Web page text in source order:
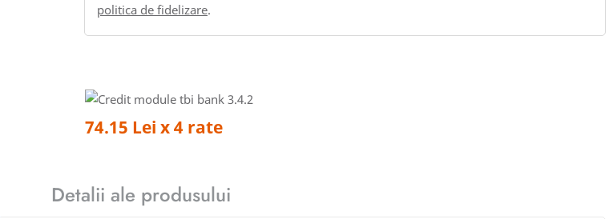
politica de fidelizare.
74.15 Lei x 4 rate
Detalii ale produsului